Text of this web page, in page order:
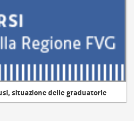
situazione delle graduatorie